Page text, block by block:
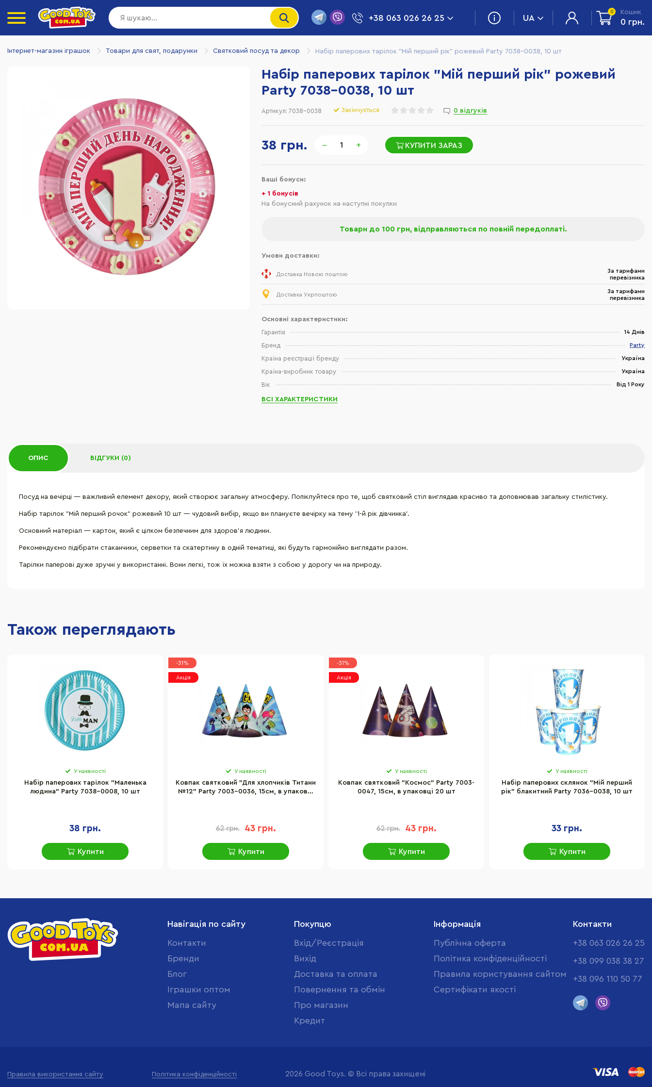
+38 063 026 26 25 UA
0 Кошик
0 грн.
Інтернет-магазин іграшок Товари для свят, подарунки Святковий посуд та декор Набір паперових тарілок "Мій перший рік" рожевий Party 7038-0038, 10 шт
38 грн. − + КУПИТИ ЗАРАЗ
Набір паперових тарілок "Мій перший рік" рожевий
Party 7038-0038, 10 шт
Артикул: 7038-0038 Закінчується 0 відгуків
Ваші бонуси:
+ 1 бонусів
На бонусний рахунок на наступні покупки
Товари до 100 грн, відправляються по повній передоплаті.
Умови доставки:
Доставка Новою поштою
За тарифами
перевізника
Доставка Укрпоштою
За тарифами
перевізника
Основні характеристики:
Гарантія 14 Днів
Бренд Party
Країна реєстрації бренду Україна
Країна-виробник товару Україна
Вік Від 1 Року
ВСІ ХАРАКТЕРИСТИКИ
ОПИС ВІДГУКИ (0)
Посуд на вечірці — важливий елемент декору, який створює загальну атмосферу. Попіклуйтеся про те, щоб святковий стіл виглядав красиво та доповнював загальну стилістику.
Набір тарілок "Мій перший рочок" рожевий 10 шт — чудовий вибір, якщо ви плануєте вечірку на тему '1-й рік дівчинка'.
Основний матеріал — картон, який є цілком безпечним для здоров'я людини.
Рекомендуємо підібрати стаканчики, серветки та скатертину в одній тематиці, які будуть гармонійно виглядати разом.
Тарілки паперові дуже зручні у використанні. Вони легкі, тож їх можна взяти з собою у дорогу чи на природу.
Також переглядають
У наявності
Набір паперових тарілок "Маленька
людина" Party 7038-0008, 10 шт
38 грн.
Купити
-31%
Акція
У наявності
Ковпак святковий "Для хлопчиків Титани
№12" Party 7003-0036, 15см, в упаковці
62 грн. 43 грн.
Купити
-31%
Акція
У наявності
Ковпак святковий "Космос" Party 7003-
0047, 15см, в упаковці 20 шт
62 грн. 43 грн.
Купити
У наявності
Набір паперових склянок "Мій перший
рік" блакитний Party 7036-0038, 10 шт
33 грн.
Купити
Навігація по сайту
Контакти
Бренди
Блог
Іграшки оптом
Мапа сайту
Покупцю
Вхід/Реєстрація
Вихід
Доставка та оплата
Повернення та обмін
Про магазин
Кредит
Інформація
Публічна оферта
Політика конфіденційності
Правила користування сайтом
Cертифікати якості
Контакти
+38 063 026 26 25
+38 099 038 38 27
+38 096 110 50 77
Правила використання сайту Політика конфіденційності 2026 Good Toys. © Всі права захищені